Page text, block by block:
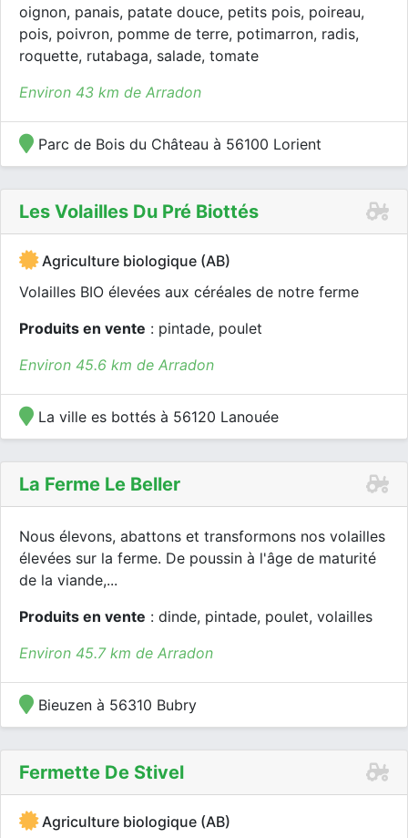
oignon, panais, patate douce, petits pois, poireau,
pois, poivron, pomme de terre, potimarron, radis,
roquette, rutabaga, salade, tomate
Environ 43 km de Arradon
Parc de Bois du Château à 56100 Lorient
Les Volailles Du Pré Biottés
Agriculture biologique (AB)
Volailles BIO élevées aux céréales de notre ferme
Produits en vente : pintade, poulet
Environ 45.6 km de Arradon
La ville es bottés à 56120 Lanouée
La Ferme Le Beller
Nous élevons, abattons et transformons nos volailles
élevées sur la ferme. De poussin à l'âge de maturité
de la viande,...
Produits en vente : dinde, pintade, poulet, volailles
Environ 45.7 km de Arradon
Bieuzen à 56310 Bubry
Fermette De Stivel
Agriculture biologique (AB)